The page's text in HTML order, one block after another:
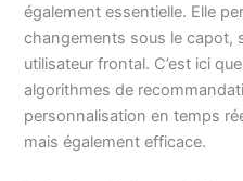
également essentielle. Elle
changements sous le capot,
utilisateur frontal. C’est ici
algorithmes de
personnalisation en temps
mais également efficace.